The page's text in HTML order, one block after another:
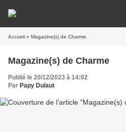
Accueil » Magazine(s) de Charme
Magazine(s) de Charme
Publié le 20/12/2023 à 14:02
Par Papy Dulaut